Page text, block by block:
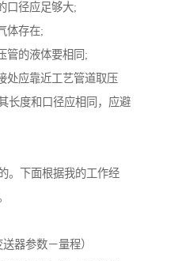
口径应足够大;
体存在;
管的液体要相同;
处应靠近工艺管道取压
长度和口径应相同，应避
。下面根据我的工作经
器参数－量程）